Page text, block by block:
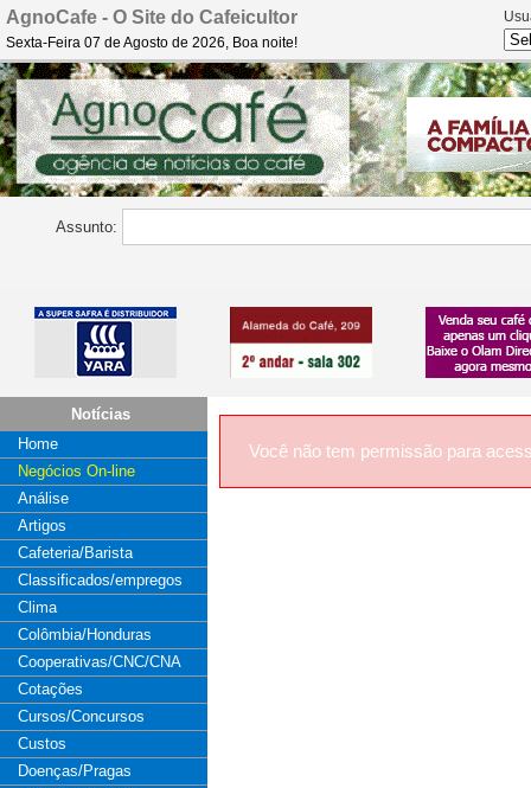
AgnoCafe - O Site do Cafeicultor
Sexta-Feira 07 de Agosto de 2026, Boa noite!
Assunto:
Notícias
Home
Negócios On-line
Análise
Artigos
Cafeteria/Barista
Classificados/empregos
Clima
Colômbia/Honduras
Cooperativas/CNC/CNA
Cotações
Cursos/Concursos
Custos
Doenças/Pragas
Você não tem permissão para